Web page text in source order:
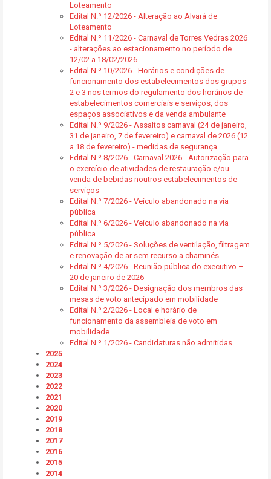
Loteamento
Edital N.º 12/2026 - Alteração ao Alvará de
Loteamento
Edital N.º 11/2026 - Carnaval de Torres Vedras 2026
- alterações ao estacionamento no período de
12/02 a 18/02/2026
Edital N.º 10/2026 - Horários e condições de
funcionamento dos estabelecimentos dos grupos
2 e 3 nos termos do regulamento dos horários de
estabelecimentos comerciais e serviços, dos
espaços associativos e da venda ambulante
Edital N.º 9/2026 - Assaltos carnaval (24 de janeiro,
31 de janeiro, 7 de fevereiro) e carnaval de 2026 (12
a 18 de fevereiro) - medidas de segurança
Edital N.º 8/2026 - Carnaval 2026 - Autorização para
o exercício de atividades de restauração e/ou
venda de bebidas noutros estabelecimentos de
serviços
Edital N.º 7/2026 - Veículo abandonado na via
pública
Edital N.º 6/2026 - Veículo abandonado na via
pública
Edital N.º 5/2026 - Soluções de ventilação, filtragem
e renovação de ar sem recurso a chaminés
Edital N.º 4/2026 - Reunião pública do executivo –
20 de janeiro de 2026
Edital N.º 3/2026 - Designação dos membros das
mesas de voto antecipado em mobilidade
Edital N.º 2/2026 - Local e horário de
funcionamento da assembleia de voto em
mobilidade
Edital N.º 1/2026 - Candidaturas não admitidas
2025
2024
2023
2022
2021
2020
2019
2018
2017
2016
2015
2014